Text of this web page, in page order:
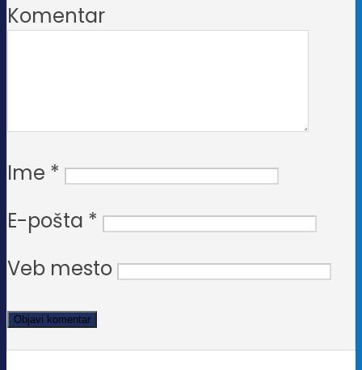
Komentar
Ime *
E-pošta *
Veb mesto